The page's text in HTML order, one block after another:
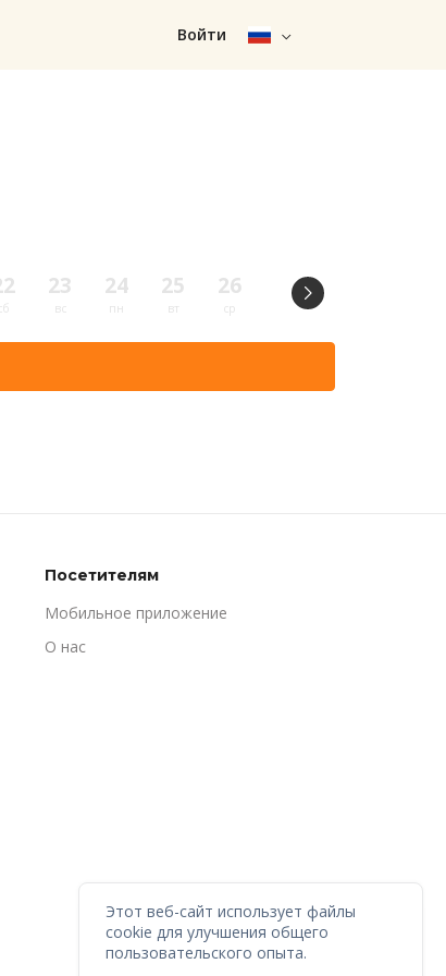
Войти
23
вс
24
пн
25
вт
26
ср
27
Посетителям
Мобильное приложение
О нас
Этот веб-сайт использует файлы
cookie для улучшения общего
пользовательского опыта.